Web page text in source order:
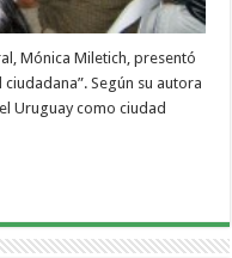
Mónica Miletich, presentó
Según su autora
Uruguay como ciudad